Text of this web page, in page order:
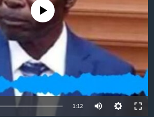
source currently available
1:12